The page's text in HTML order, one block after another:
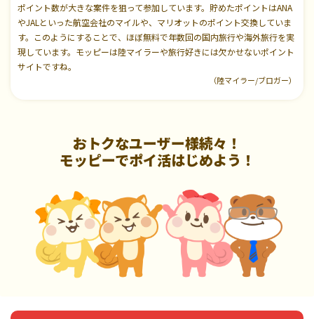
ポイント数が大きな案件を狙って参加しています。貯めたポイントはANA
やJALといった航空会社のマイルや、マリオットのポイント交換していま
す。このようにすることで、ほぼ無料で年数回の国内旅行や海外旅行を実
現しています。モッピーは陸マイラーや旅行好きには欠かせないポイント
サイトですね。
（陸マイラー/ブロガー）
おトクなユーザー様続々！
モッピーでポイ活はじめよう！